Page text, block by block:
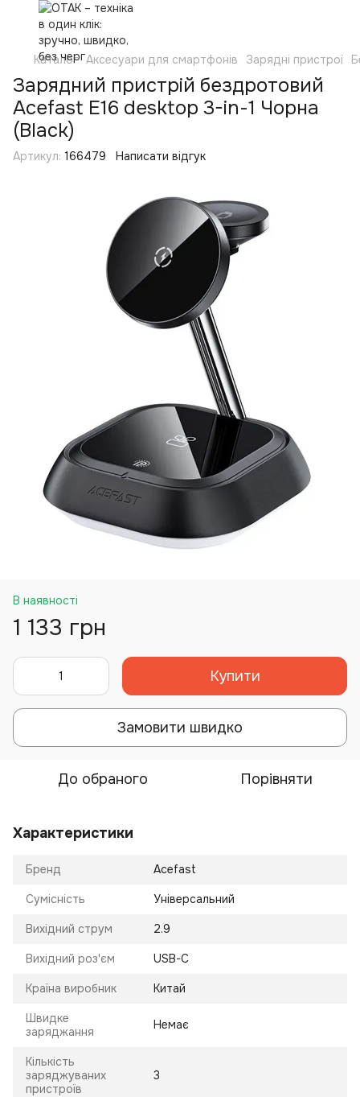
Каталог Аксесуари для смартфонів Зарядні пристрої
Зарядний пристрій бездротовий
Acefast E16 desktop 3-in-1 Чорна
(Black)
Артикул: 166479 Написати відгук
В наявності
1 133 грн
Купити
Замовити швидко
До обраного Порівняти
Характеристики
Бренд Acefast
Сумісність Універсальний
Вихідний струм 2.9
Вихідний роз'єм USB-C
Країна виробник Китай
Швидке
заряджання
Немає
Кількість
заряджуваних
пристроїв
3